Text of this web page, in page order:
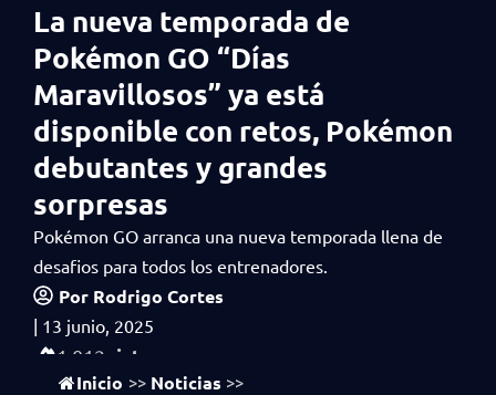
La nueva temporada de
Pokémon GO “Días
Maravillosos” ya está
disponible con retos, Pokémon
debutantes y grandes
sorpresas
Pokémon GO arranca una nueva temporada llena de
desafios para todos los entrenadores.
Por Rodrigo Cortes
| 13 junio, 2025
1,012 vistas
Inicio >> Noticias >>